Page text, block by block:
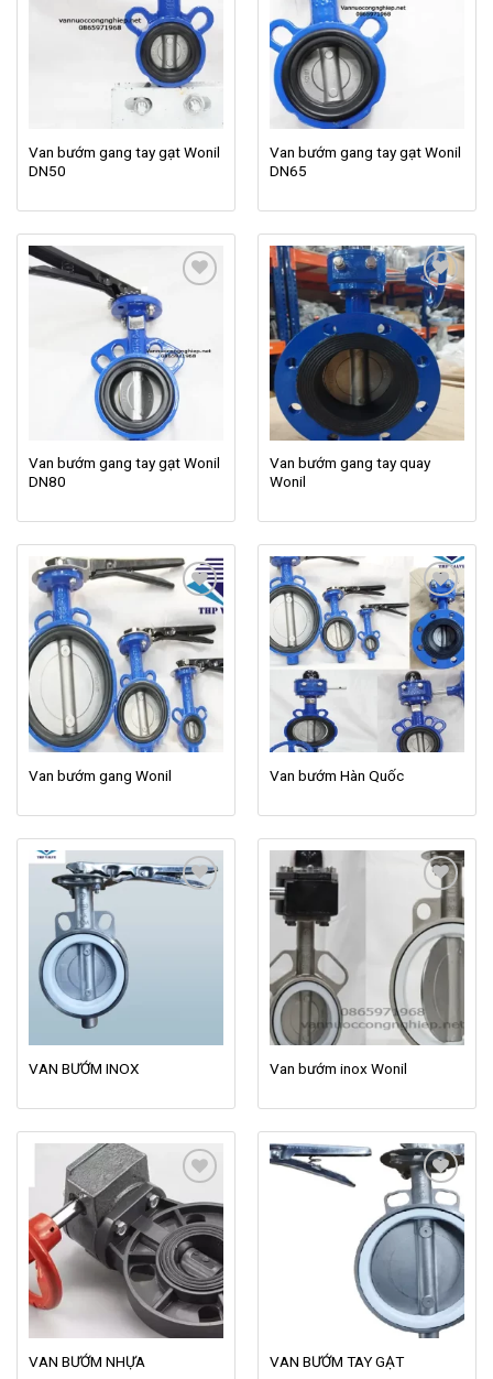
Add to
wishlist
Van bướm gang tay gạt Wonil
DN50
Van bướm gang tay gạt Wonil
DN65
wishlist
Van bướm gang tay gạt Wonil
DN80
Add to
wishlist
Van bướm gang tay quay
Wonil
Add to
wishlist
Van bướm gang Wonil
Add to
wishlist
Van bướm Hàn Quốc
VAN BƯỚM INOX
Add to
wishlist
Van bướm inox Wonil
Add to
wishlist
VAN BƯỚM NHỰA
Add to
wishlist
VAN BƯỚM TAY GẠT